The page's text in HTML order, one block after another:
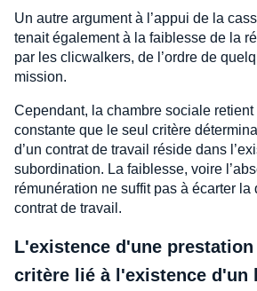
Un autre argument à l’appui de la
tenait également à la faiblesse de la
par les clicwalkers, de l’ordre de
mission.
Cependant, la chambre sociale
constante que le seul critère
d’un contrat de travail réside dans
subordination. La faiblesse, voire
rémunération ne suffit pas à écarter
contrat de travail.
L'existence d'une
critère lié à l'existence d'un